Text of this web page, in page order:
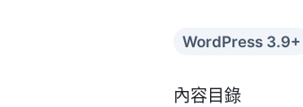
WordPress 3.9+
內容目錄